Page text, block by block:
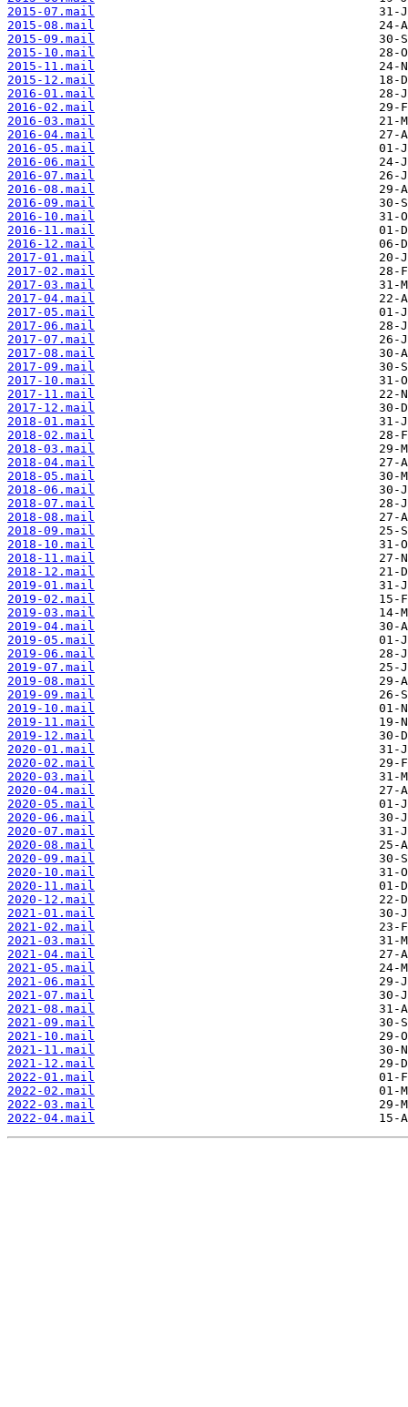
2015-07.mail
2015-08.mail
2015-09.mail
2015-10.mail
2015-11.mail
2015-12.mail
2016-01.mail
2016-02.mail
2016-03.mail
2016-04.mail
2016-05.mail
2016-06.mail
2016-07.mail
2016-08.mail
2016-09.mail
2016-10.mail
2016-11.mail
2016-12.mail
2017-01.mail
2017-02.mail
2017-03.mail
2017-04.mail
2017-05.mail
2017-06.mail
2017-07.mail
2017-08.mail
2017-09.mail
2017-10.mail
2017-11.mail
2017-12.mail
2018-01.mail
2018-02.mail
2018-03.mail
2018-04.mail
2018-05.mail
2018-06.mail
2018-07.mail
2018-08.mail
2018-09.mail
2018-10.mail
2018-11.mail
2018-12.mail
2019-01.mail
2019-02.mail
2019-03.mail
2019-04.mail
2019-05.mail
2019-06.mail
2019-07.mail
2019-08.mail
2019-09.mail
2019-10.mail
2019-11.mail
2019-12.mail
2020-01.mail
2020-02.mail
2020-03.mail
2020-04.mail
2020-05.mail
2020-06.mail
2020-07.mail
2020-08.mail
2020-09.mail
2020-10.mail
2020-11.mail
2020-12.mail
2021-01.mail
2021-02.mail
2021-03.mail
2021-04.mail
2021-05.mail
2021-06.mail
2021-07.mail
2021-08.mail
2021-09.mail
2021-10.mail
2021-11.mail
2021-12.mail
2022-01.mail
2022-02.mail
2022-03.mail
2022-04.mail